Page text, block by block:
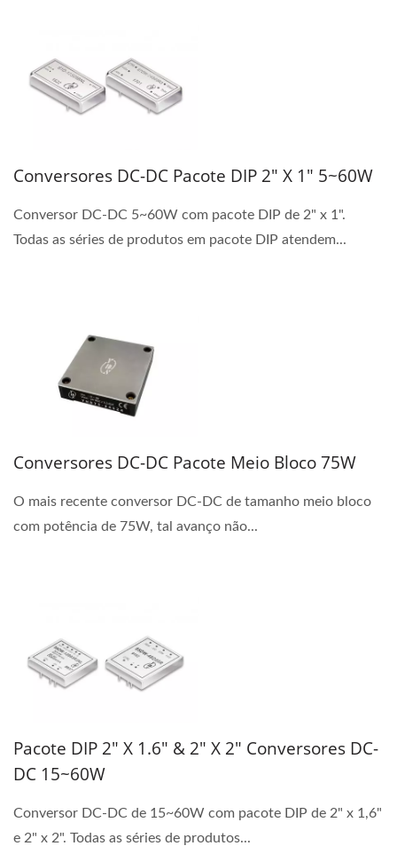
Conversores DC-DC Pacote DIP 2" X 1" 5~60W
Conversor DC-DC 5~60W com pacote DIP de 2" x 1".
Todas as séries de produtos em pacote DIP atendem...
Conversores DC-DC Pacote Meio Bloco 75W
O mais recente conversor DC-DC de tamanho meio bloco
com potência de 75W, tal avanço não...
Pacote DIP 2" X 1.6" & 2" X 2" Conversores DC-
DC 15~60W
Conversor DC-DC de 15~60W com pacote DIP de 2" x 1,6"
e 2" x 2". Todas as séries de produtos...